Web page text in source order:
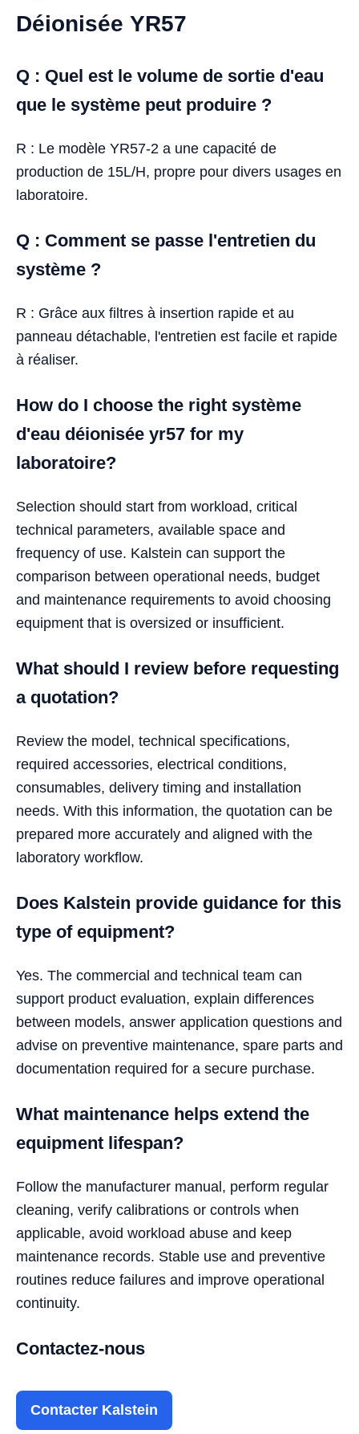
Déionisée YR57
Q : Quel est le volume de sortie d'eau
que le système peut produire ?
R : Le modèle YR57-2 a une capacité de
production de 15L/H, propre pour divers usages en
laboratoire.
Q : Comment se passe l'entretien du
système ?
R : Grâce aux filtres à insertion rapide et au
panneau détachable, l'entretien est facile et rapide
à réaliser.
How do I choose the right système
d'eau déionisée yr57 for my
laboratoire?
Selection should start from workload, critical
technical parameters, available space and
frequency of use. Kalstein can support the
comparison between operational needs, budget
and maintenance requirements to avoid choosing
equipment that is oversized or insufficient.
What should I review before requesting
a quotation?
Review the model, technical specifications,
required accessories, electrical conditions,
consumables, delivery timing and installation
needs. With this information, the quotation can be
prepared more accurately and aligned with the
laboratory workflow.
Does Kalstein provide guidance for this
type of equipment?
Yes. The commercial and technical team can
support product evaluation, explain differences
between models, answer application questions and
advise on preventive maintenance, spare parts and
documentation required for a secure purchase.
What maintenance helps extend the
equipment lifespan?
Follow the manufacturer manual, perform regular
cleaning, verify calibrations or controls when
applicable, avoid workload abuse and keep
maintenance records. Stable use and preventive
routines reduce failures and improve operational
continuity.
Contactez-nous
Contacter Kalstein